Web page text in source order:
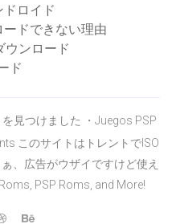
ロイド
ドできない理由
ウンロード
ド
見つけました ・Juegos PSP
このサイトはトレントでISO
、広告がウザイですけど使え
PSP Roms, and More!